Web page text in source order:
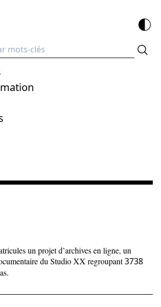
un projet d’archives en ligne, un
du Studio XX regroupant3738